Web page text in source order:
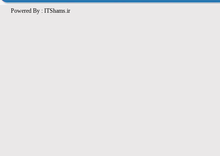
Powered By : ITShams.ir